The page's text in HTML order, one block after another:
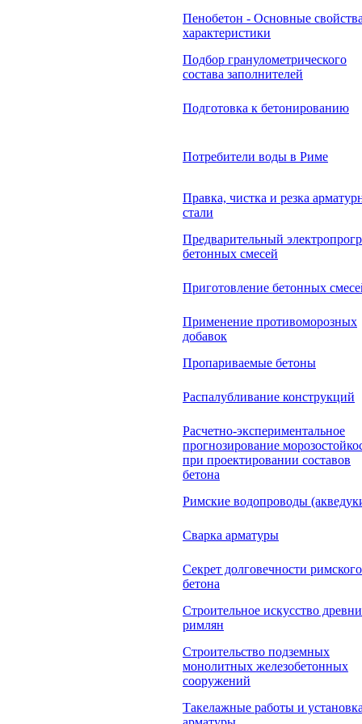
Пенобетон - Основные
характеристики
Подбор гранулометрического
состава заполнителей
Подготовка к бетонированию
Потребители воды в Риме
Правка, чистка и резка
стали
Предварительный
бетонных смесей
Приготовление бетонных
Применение противоморозных
добавок
Пропариваемые бетоны
Распалубливание конструкций
Расчетно-экспериментальное
прогнозирование
при проектировании составов
бетона
Римские водопроводы
Сварка арматуры
Секрет долговечности римского
бетона
Строительное искусство
римлян
Строительство подземных
монолитных железобетонных
сооружений
Такелажные работы и